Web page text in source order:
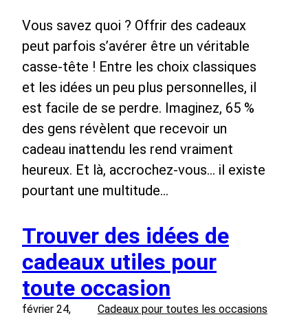
Vous savez quoi ? Offrir des cadeaux
peut parfois s’avérer être un véritable
casse-tête ! Entre les choix classiques
et les idées un peu plus personnelles, il
est facile de se perdre. Imaginez, 65 %
des gens révèlent que recevoir un
cadeau inattendu les rend vraiment
heureux. Et là, accrochez-vous… il existe
pourtant une multitude…
Trouver des idées de
cadeaux utiles pour
toute occasion
février 24,
Cadeaux pour toutes les occasions